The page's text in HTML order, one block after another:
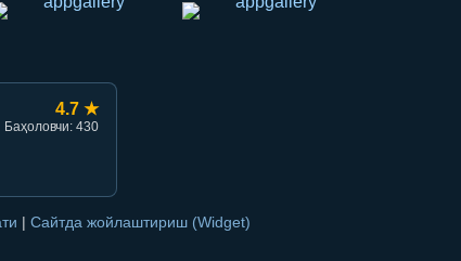
4.7 ★
Баҳоловчи: 430
| Сайтда жойлаштириш (Widget)